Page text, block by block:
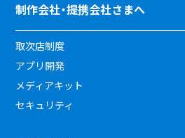
制作会社・提携会社さまへ
取次店制度
アプリ開発
メディアキット
セキュリティ